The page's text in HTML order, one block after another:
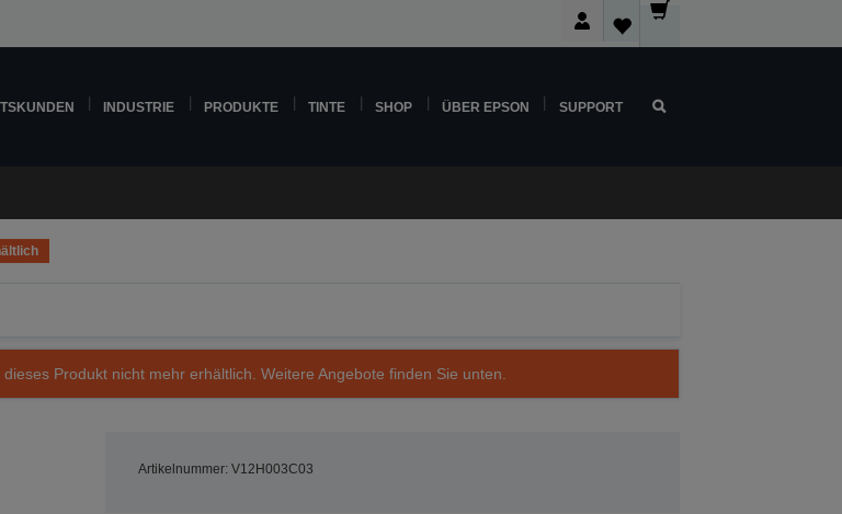
INDUSTRIE PRODUKTE TINTE SHOP ÜBER EPSON SUPPORT
Produkt nicht mehr erhältlich. Weitere Angebote finden Sie unten.
Artikelnummer: V12H003C03